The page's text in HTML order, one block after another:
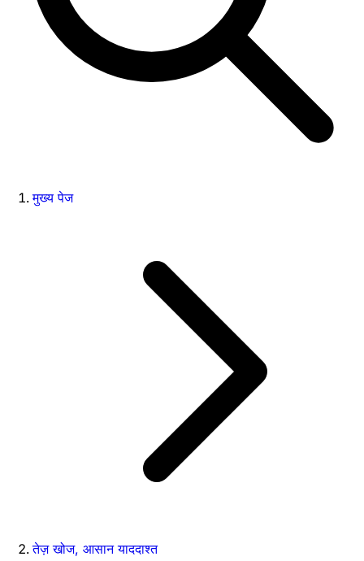
मुख्य पेज
तेज़ खोज, आसान याददाश्त